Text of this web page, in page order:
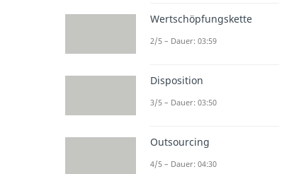
Wertschöpfungskette
2/5 – Dauer: 03:59
Disposition
3/5 – Dauer: 03:50
Outsourcing
4/5 – Dauer: 04:30